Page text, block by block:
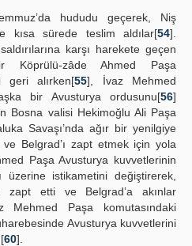
hududu geçerek, Niş
kısa sürede teslim aldılar[54].
karşı harekete geçen
Köprülü-zâde Ahmed Paşa
geri alırken[55], İvaz Mehmed
bir Avusturya ordusunu[56]
Bosna valisi Hekimoğlu Ali Paşa
Savaşı’nda ağır bir yenilgiye
Belgrad’ı zapt etmek için yola
Paşa Avusturya kuvvetlerinin
üzerine istikametini değiştirerek,
etti ve Belgrad’a akınlar
Paşa komutasındaki
Avusturya kuvvetlerini
60].